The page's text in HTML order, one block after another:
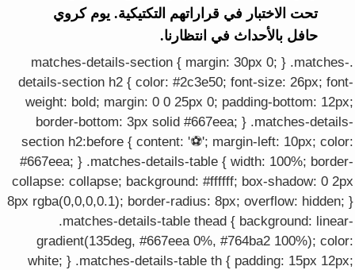
تحت الاختبار في قراراتهم التكتيكية. يوم كروي
حافل بالأحداث في انتظارنا.
.matches-details-section { margin: 30px 0; } .matches-
details-section h2 { color: #2c3e50; font-size: 26px; font-
weight: bold; margin: 0 0 25px 0; padding-bottom: 12px;
border-bottom: 3px solid #667eea; } .matches-details-
section h2:before { content: '⚽'; margin-left: 10px; color:
#667eea; } .matches-details-table { width: 100%; border-
collapse: collapse; background: #ffffff; box-shadow: 0 2px
8px rgba(0,0,0,0.1); border-radius: 8px; overflow: hidden; }
.matches-details-table thead { background: linear-
gradient(135deg, #667eea 0%, #764ba2 100%); color:
white; } .matches-details-table th { padding: 15px 12px;